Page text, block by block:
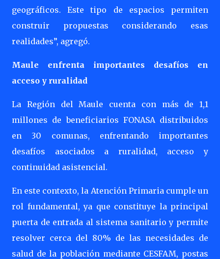
geográficos. Este tipo de espacios permiten
construir propuestas considerando esas
realidades”, agregó.
Maule enfrenta importantes desafíos en
acceso y ruralidad
La Región del Maule cuenta con más de 1,1
millones de beneficiarios FONASA distribuidos
en 30 comunas, enfrentando importantes
desafíos asociados a ruralidad, acceso y
continuidad asistencial.
En este contexto, la Atención Primaria cumple un
rol fundamental, ya que constituye la principal
puerta de entrada al sistema sanitario y permite
resolver cerca del 80% de las necesidades de
salud de la población mediante CESFAM, postas